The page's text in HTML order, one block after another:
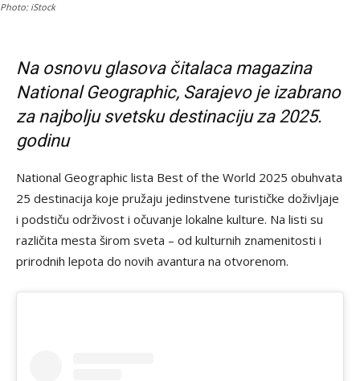
Photo: iStock
Na osnovu glasova čitalaca magazina
National Geographic, Sarajevo je izabrano
za najbolju svetsku destinaciju za 2025.
godinu
National Geographic lista Best of the World 2025 obuhvata
25 destinacija koje pružaju jedinstvene turističke doživljaje
i podstiču održivost i očuvanje lokalne kulture. Na listi su
različita mesta širom sveta – od kulturnih znamenitosti i
prirodnih lepota do novih avantura na otvorenom.